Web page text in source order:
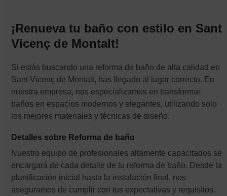
¡Renueva tu baño con estilo en Sant
Vicenç de Montalt!
Si estás buscando una reforma de baño de alta calidad en
Sant Vicenç de Montalt, has llegado al lugar correcto. En
nuestra empresa, nos especializamos en transformar
baños en espacios modernos y elegantes, utilizando solo
los mejores materiales y técnicas de diseño.
Detalles sobre Reforma de baño
Nuestro equipo de profesionales altamente capacitados se
encargará de cada detalle de tu reforma de baño. Desde la
planificación inicial hasta la instalación final, nos
aseguramos de cumplir con tus expectativas y requisitos.